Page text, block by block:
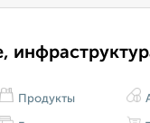
Продукты